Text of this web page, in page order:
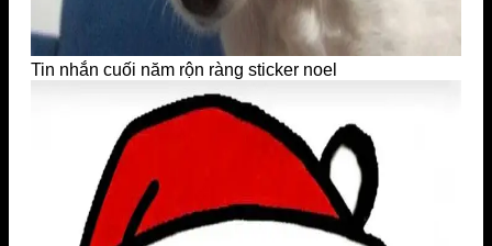
Tin nhắn cuối năm rộn ràng sticker noel